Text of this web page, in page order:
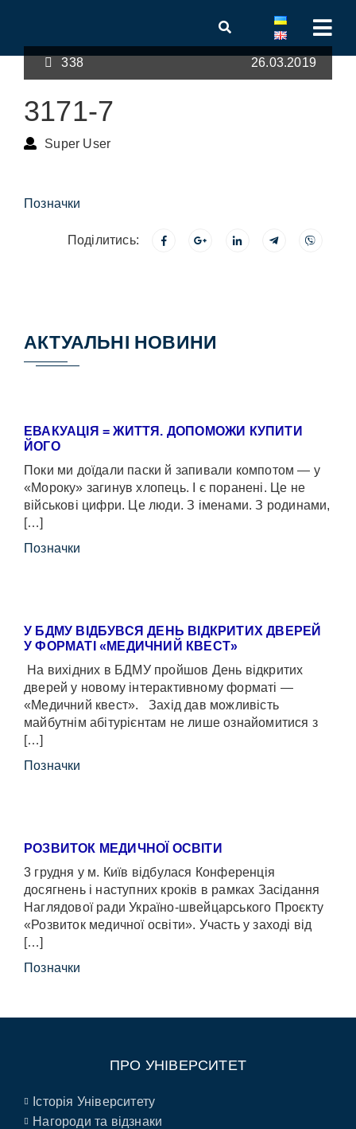
338 26.03.2019
3171-7
Super User
Позначки
Поділитись:
АКТУАЛЬНІ НОВИНИ
ЕВАКУАЦІЯ = ЖИТТЯ. ДОПОМОЖИ КУПИТИ
ЙОГО
Поки ми доїдали паски й запивали компотом — у
«Мороку» загинув хлопець. І є поранені. Це не
військові цифри. Це люди. З іменами. З родинами,
[…]
Позначки
У БДМУ ВІДБУВСЯ ДЕНЬ ВІДКРИТИХ ДВЕРЕЙ
У ФОРМАТІ «МЕДИЧНИЙ КВЕСТ»
На вихідних в БДМУ пройшов День відкритих
дверей у новому інтерактивному форматі —
«Медичний квест». Захід дав можливість
майбутнім абітурієнтам не лише ознайомитися з
[…]
Позначки
РОЗВИТОК МЕДИЧНОЇ ОСВІТИ
3 грудня у м. Київ відбулася Конференція
досягнень і наступних кроків в рамках Засідання
Наглядової ради Україно-швейцарського Проєкту
«Розвиток медичної освіти». Участь у заході від
[…]
Позначки
ПРО УНІВЕРСИТЕТ
Історія Університету
Нагороди та відзнаки